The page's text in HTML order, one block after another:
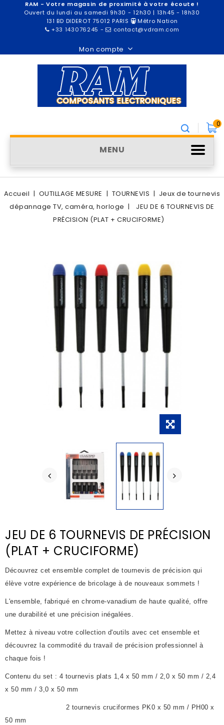
RAM - Votre magasin de proximité à votre écoute !
Ouvert du lundi au samedi 9h30 - 12h30 | 13h45 - 18h30
131 BD DIDEROT 75012 PARIS
Métro Nation
+33 143076245 - contact@vdram.com
Mon compte
0
MENU
Accueil OUTILLAGE MESURE TOURNEVIS
Jeux de tournevis
dépannage TV, caméra, horloge
JEU DE 6 TOURNEVIS DE
PRÉCISION (PLAT + CRUCIFORME)
JEU DE 6 TOURNEVIS DE PRÉCISION
(PLAT + CRUCIFORME)
Découvrez cet ensemble complet de tournevis de précision qui
élève votre expérience de bricolage à de nouveaux sommets !
L'ensemble, fabriqué en chrome-vanadium de haute qualité, offre
une durabilité et une précision inégalées.
Mettez à niveau votre collection d'outils avec cet ensemble et
découvrez la commodité du travail de précision professionnel à
chaque fois !
Contenu du set : 4 tournevis plats 1,4 x 50 mm / 2,0 x 50 mm / 2,4
x 50 mm / 3,0 x 50 mm
2 tournevis cruciformes PK0 x 50 mm / PH00 x
50 mm